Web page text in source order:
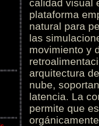
calidad visual
plataforma
natural para
las
movimiento y
arquitectura
nube,
latencia. La
permite que